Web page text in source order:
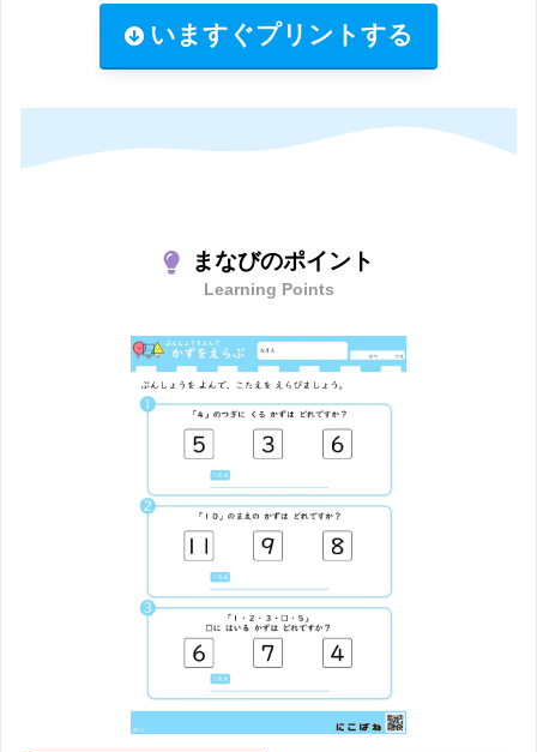
いますぐプリントする
まなびのポイント
Learning Points